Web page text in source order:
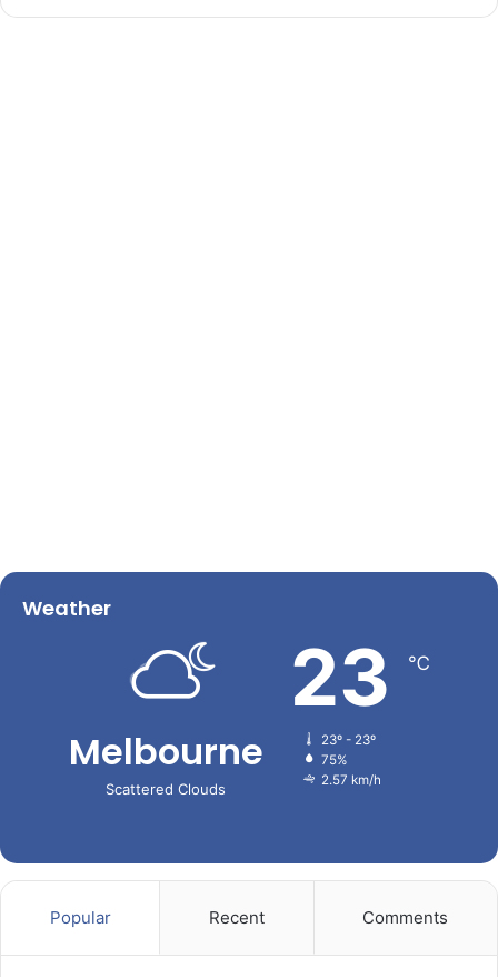
Weather
Melbourne
Scattered Clouds
23 ℃
23º - 23º
75%
2.57 km/h
Popular Recent Comments